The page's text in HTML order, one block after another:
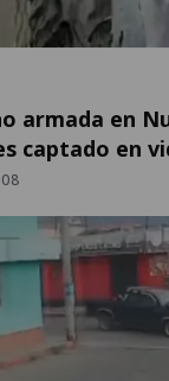
armada en
captado en